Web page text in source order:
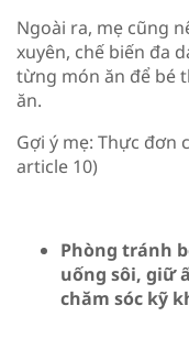
Ngoài ra, mẹ cũng
xuyên, chế biến đa
từng món ăn để bé
ăn.
Gợi ý mẹ: Thực đơn
article 10)
Phòng tránh
uống sôi, giữ
chăm sóc kỹ